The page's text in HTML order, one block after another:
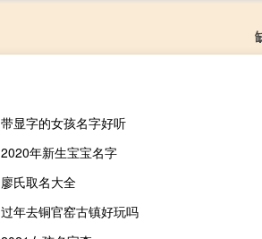
带显字的女孩名字好听
2020年新生宝宝名字
廖氏取名大全
过年去铜官窑古镇好玩吗